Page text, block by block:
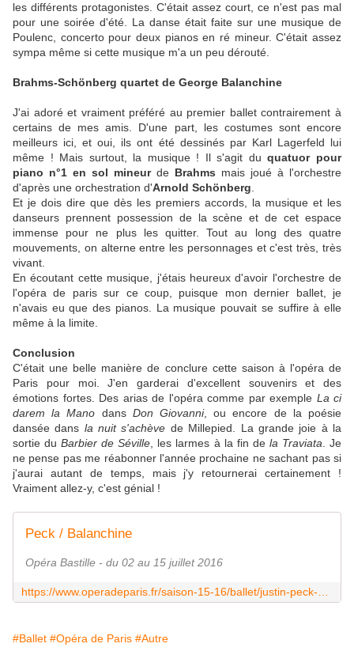
les différents protagonistes. C'était assez court, ce n'est pas mal
pour une soirée d'été. La danse était faite sur une musique de
Poulenc, concerto pour deux pianos en ré mineur. C'était assez
sympa même si cette musique m'a un peu dérouté.
Brahms-Schönberg quartet de George Balanchine
J'ai adoré et vraiment préféré au premier ballet contrairement à
certains de mes amis. D'une part, les costumes sont encore
meilleurs ici, et oui, ils ont été dessinés par Karl Lagerfeld lui
même ! Mais surtout, la musique ! Il s'agit duquatuor pour
piano n°1 en sol mineurde Brahms mais joué à l'orchestre
d'après une orchestration d'Arnold Schönberg
Et je dois dire que dès les premiers accords, la musique et les
danseurs prennent possession de la scène et de cet espace
immense pour ne plus les quitter. Tout au long des quatre
mouvements, on alterne entre les personnages et c'est très, très
vivant.
En écoutant cette musique, j'étais heureux d'avoir l'orchestre de
l'opéra de paris sur ce coup, puisque mon dernier ballet, je
n'avais eu que des pianos. La musique pouvait se suffire à elle
même à la limite.
Conclusion
C'était une belle manière de conclure cette saison à l'opéra de
Paris pour moi. J'en garderai d'excellent souvenirs et des
émotions fortes. Des arias de l'opéra comme par exemple La ci
darem la Mano dansDon Giovanni, ou encore de la poésie
dansée dans la nuit s'achève de Millepied. La grande joie à la
sortie duBarbier de Séville , les larmes à la fin de la Traviata . Je
ne pense pas me réabonner l'année prochaine ne sachant pas si
j'aurai autant de temps, mais j'y retournerai certainement !
Vraiment allez-y, c'est génial !
Peck / Balanchine
Opéra Bastille - du 02 au 15 juillet 2016
#Ballet #Opéra de Paris #Autre